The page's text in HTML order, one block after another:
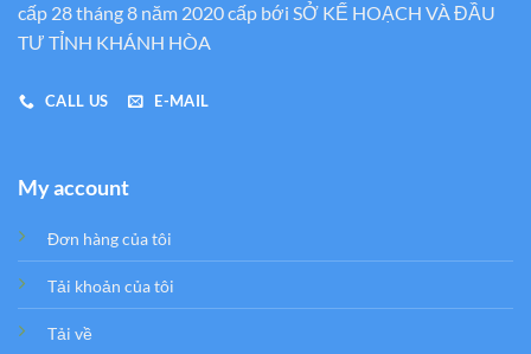
cấp 28 tháng 8 năm 2020 cấp bới SỞ KẾ HOẠCH VÀ ĐẦU
TƯ TỈNH KHÁNH HÒA
CALL US E-MAIL
My account
Đơn hàng của tôi
Tải khoản của tôi
Tải về